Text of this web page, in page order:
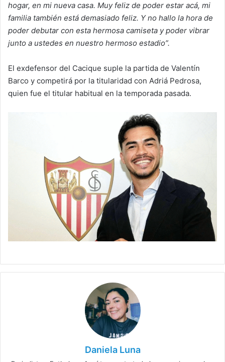
hogar, en mi nueva casa. Muy feliz de poder estar acá, mi
familia también está demasiado feliz. Y no hallo la hora de
poder debutar con esta hermosa camiseta y poder vibrar
junto a ustedes en nuestro hermoso estadio”.
El exdefensor del Cacique suple la partida de Valentín
Barco y competirá por la titularidad con Adriá Pedrosa,
quien fue el titular habitual en la temporada pasada.
Daniela Luna